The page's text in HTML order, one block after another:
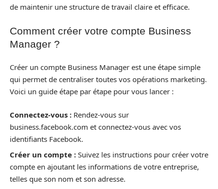
de maintenir une structure de travail claire et efficace.
Comment créer votre compte Business
Manager ?
Créer un compte Business Manager est une étape simple
qui permet de centraliser toutes vos opérations marketing.
Voici un guide étape par étape pour vous lancer :
Connectez-vous : Rendez-vous sur
business.facebook.com et connectez-vous avec vos
identifiants Facebook.
Créer un compte : Suivez les instructions pour créer votre
compte en ajoutant les informations de votre entreprise,
telles que son nom et son adresse.